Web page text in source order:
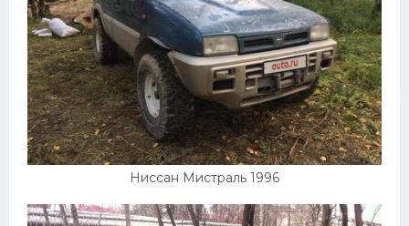
Ниссан Мистраль 1996